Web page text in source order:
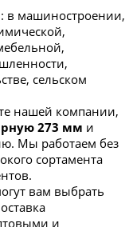
в машиностроении,
сельском
нашей компании,
273 мм и
Мы работаем без
сортамента
вам выбрать
и